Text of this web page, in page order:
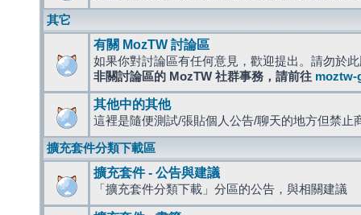
其它
有關 MozTW 討論區
如果你對討論區有任何意見，歡迎提出。請勿於
非關討論區的 MozTW 社群事務，請前往 moztw-
其他中的其他
這裡是隨便測試/張貼個人公告/聊天的地方但禁止
擴充套件分類下載區
擴充套件 - 公告與建議
「擴充套件分類下載」分區的公告，與相關建議